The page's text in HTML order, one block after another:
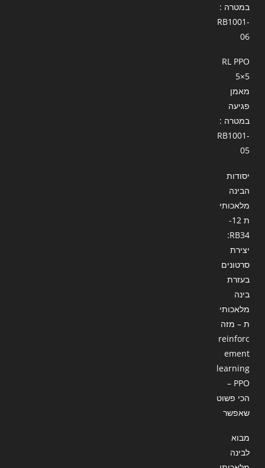
במטרה :
RB1001-
06
RL PPO
5×5
מאמן
פגיעה
במטרה :
RB1001-
05
יסודות
הבינה
מלאכותי
ת 12-
RB34:
יצירת
סרטונים
בעזרת
בינה
מלאכותי
ת – מזה
reinforc
ement
learning
– PPO
הכי פשוט
שאפשר
מבוא
לבינה